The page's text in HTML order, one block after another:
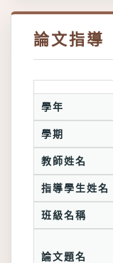
論文指導
學年
學期
教師姓名
指導學生姓名
班級名稱
論文題名